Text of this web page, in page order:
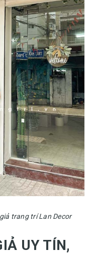
trang trí Lan Decor
UY TÍN,